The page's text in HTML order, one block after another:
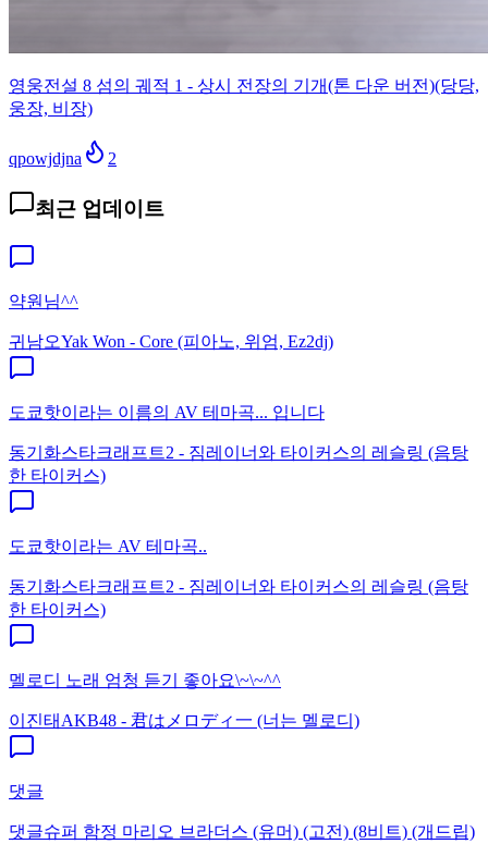
영웅전설 8 섬의 궤적 1 - 상시 전장의 기개(톤 다운 버전)(당당,
웅장, 비장)
qpowjdjna 2
최근 업데이트
약원님^^
귀남오Yak Won - Core (피아노, 위엄, Ez2dj)
도쿄핫이라는 이름의 AV 테마곡... 입니다
동기화스타크래프트2 - 짐레이너와 타이커스의 레슬링 (음탕
한 타이커스)
도쿄핫이라는 AV 테마곡..
동기화스타크래프트2 - 짐레이너와 타이커스의 레슬링 (음탕
한 타이커스)
멜로디 노래 엄청 듣기 좋아요\~\~^^
이진태 AKB48 - 君はメロディ一 (너는 멜로디)
댓글
댓글슈퍼 함정 마리오 브라더스 (유머) (고전) (8비트) (개드립)